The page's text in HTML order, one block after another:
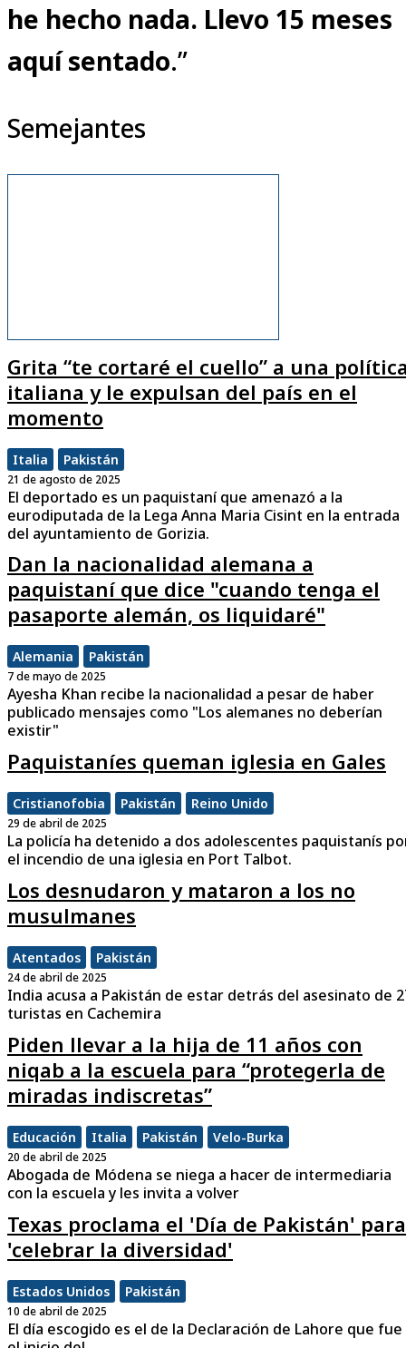
he hecho nada. Llevo 15 meses
aquí sentado.”
Semejantes
Grita “te cortaré el cuello” a una
italiana y le expulsan del país en el
momento
Italia Pakistán
21 de agosto de 2025
El deportado es un paquistaní que amenazó a la
eurodiputada de la Lega Anna Maria Cisint en la entrada
del ayuntamiento de Gorizia.
Dan la nacionalidad alemana a
paquistaní que dice "cuando tenga el
pasaporte alemán, os liquidaré"
Alemania Pakistán
7 de mayo de 2025
Ayesha Khan recibe la nacionalidad a pesar de haber
publicado mensajes como "Los alemanes no deberían
existir"
Paquistaníes queman iglesia en Gales
Cristianofobia Pakistán Reino Unido
29 de abril de 2025
La policía ha detenido a dos adolescentes paquistanís
el incendio de una iglesia en Port Talbot.
Los desnudaron y mataron a los no
musulmanes
Atentados Pakistán
24 de abril de 2025
India acusa a Pakistán de estar detrás del asesinato de
turistas en Cachemira
Piden llevar a la hija de 11 años con
niqab a la escuela para “protegerla de
miradas indiscretas”
Educación Italia Pakistán Velo-Burka
20 de abril de 2025
Abogada de Módena se niega a hacer de intermediaria
con la escuela y les invita a volver
Texas proclama el 'Día de Pakistán' para
'celebrar la diversidad'
Estados Unidos Pakistán
10 de abril de 2025
El día escogido es el de la Declaración de Lahore que fue